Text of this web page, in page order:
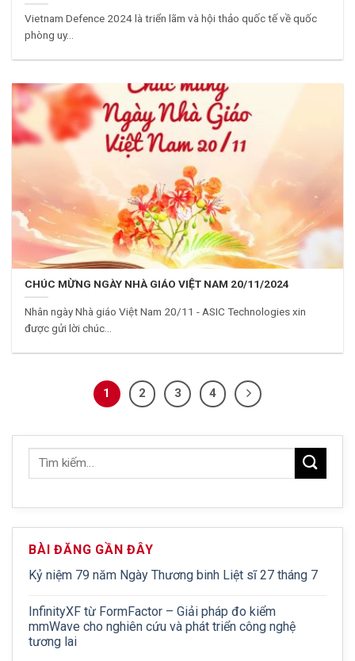
Vietnam Defence 2024 là triển lãm và hội thảo quốc tế về quốc
phòng uy...
CHÚC MỪNG NGÀY NHÀ GIÁO VIỆT NAM 20/11/2024
Nhân ngày Nhà giáo Việt Nam 20/11 - ASIC Technologies xin
được gửi lời chúc...
1 2 3 4
BÀI ĐĂNG GẦN ĐÂY
Kỷ niệm 79 năm Ngày Thương binh Liệt sĩ 27 tháng 7
InfinityXF từ FormFactor – Giải pháp đo kiểm
mmWave cho nghiên cứu và phát triển công nghệ
tương lai